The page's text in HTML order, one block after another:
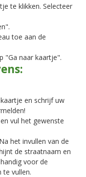
te klikken. Selecteer
toe aan de
"Ga naar kaartje".
en schrijf uw
vul het gewenste
het invullen van de
de straatnaam en
voor de
te vullen.